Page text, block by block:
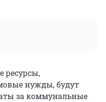
ресурсы,
нужды, будут
за коммунальные